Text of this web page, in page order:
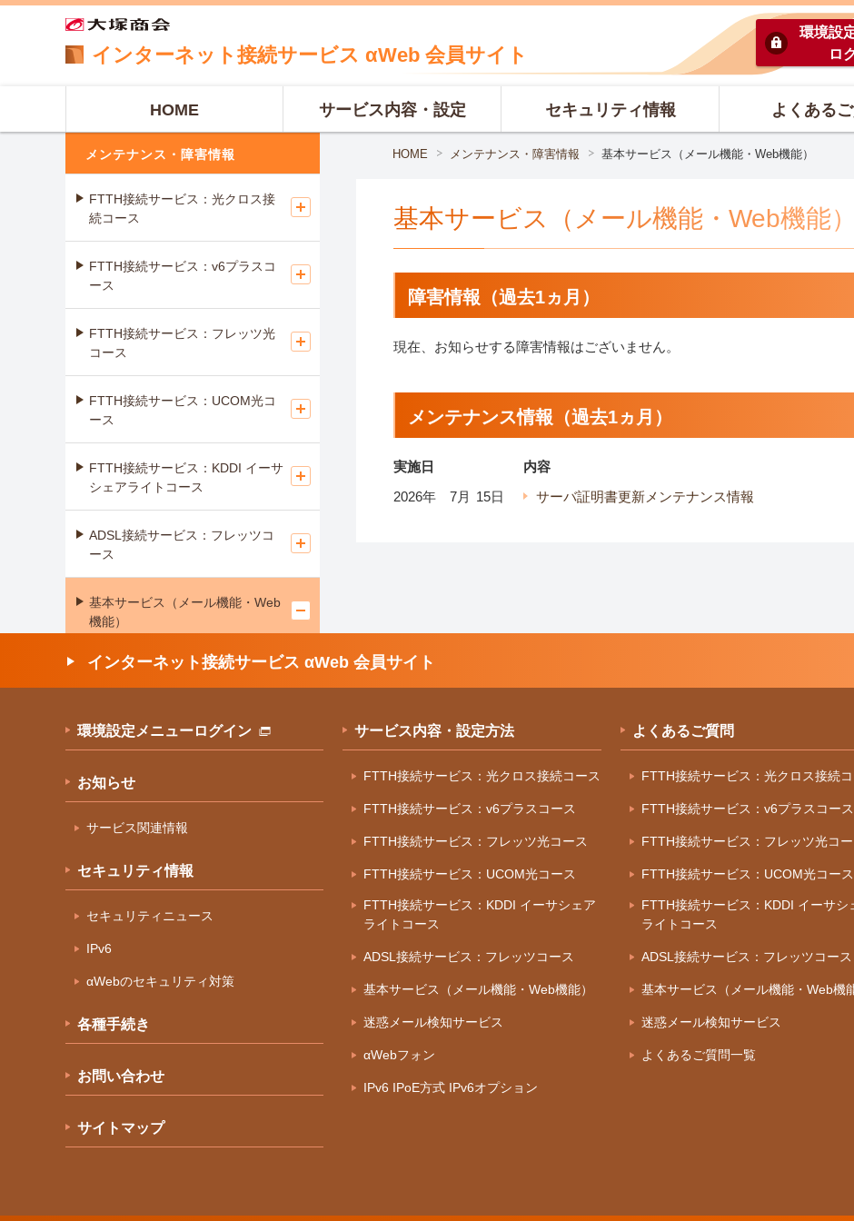
インターネット 接続サービス αWeb 会員サイト
環境設
ロ
HOME サービス内容・設定 セキュリティ情報 よくある
HOME メンテナンス・障害情報 基本サービス（メール機能・Web機能）
基本サービス（メール機能・Web機能）
障害情報（過去1ヵ月）
現在、お知らせする障害情報はございません。
メンテナンス情報（過去1ヵ月）
実施日
内容
2026年
7月 15日 サーバ証明書更新メンテナンス情報
メンテナンス・障害情報
FTTH接続サービス：光クロス接
続コース
FTTH接続サービス：v6プラスコ
ース
FTTH接続サービス：フレッツ光
コース
FTTH接続サービス：UCOM光コ
ース
FTTH接続サービス：KDDI イーサ
シェアライトコース
ADSL接続サービス：フレッツコ
ース
基本サービス（メール機能・Web
機能）
障害情報
迷惑メール検知サービス
αWebフォン
IPv6 IPoE方式 IPv6オプション
インターネット接続サービス αWeb 会員サイト
環境設定メニューログイン
お知らせ
サービス関連情報
セキュリティ情報
セキュリティニュース
IPv6
αWebのセキュリティ対策
各種手続き
お問い合わせ
サイトマップ
サービス内容・設定方法
FTTH接続サービス：光クロス接続コース
FTTH接続サービス：v6プラスコース
FTTH接続サービス：フレッツ光コース
FTTH接続サービス：UCOM光コース
FTTH接続サービス：KDDI イーサシェア
ライトコース
ADSL接続サービス：フレッツコース
基本サービス（メール機能・Web機能）
迷惑メール検知サービス
αWebフォン
IPv6 IPoE方式 IPv6オプション
よくあるご質問
FTTH接続サービス：光クロス接続
FTTH接続サービス：v6プラスコース
FTTH接続サービス：フレッツ光コー
FTTH接続サービス：UCOM光コース
FTTH接続サービス：KDDI イーサシ
ライトコース
ADSL接続サービス：フレッツコース
基本サービス（メール機能・Web機能
迷惑メール検知サービス
よくあるご質問一覧